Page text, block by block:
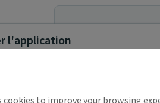
l'application